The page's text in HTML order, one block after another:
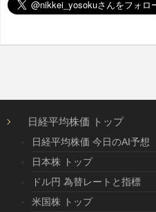
日経平均株価 トップ
日経平均株価 今日のAI予想
日本株 トップ
ドル円 為替レートと指標
米国株 トップ